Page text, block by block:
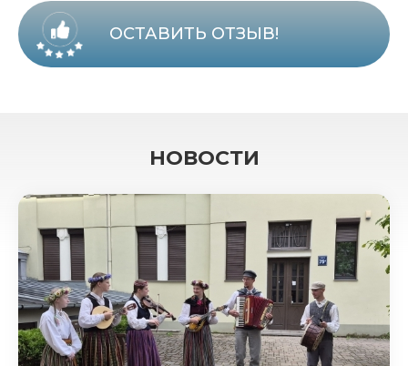
ОСТАВИТЬ ОТЗЫВ!
НОВОСТИ